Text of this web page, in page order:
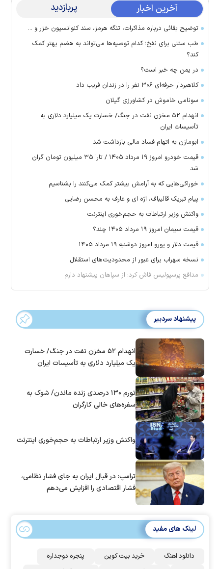
آخرین اخبار پربازدید
توضیح بقائی درباره مذاکرات، تنگه هرمز، سند کنوانسیون خزر و ...
طب سنتی برای نفخ؛ کدام توصیه‌ها می‌تواند به هضم بهتر کمک
کند؟
در یمن چه خبر است؟
کلاهبردار حرفه‌ای ۳۰۶ نفر را در زندان فریب داد
سونامی خاموش در کشاورزی گیلان
انهدام ۵۲ مخزن نفت در جنگ/ خسارت یک میلیارد دلاری به
تأسیسات ایران
ابومازن به اتهام فساد مالی بازداشت شد
قیمت خودرو امروز ۱۹ مرداد ۱۴۰۵ / تارا ۳۵ میلیون تومان گران
شد
خوراکی‌هایی که به آرامش بیشتر کمک می‌کنند را بشناسیم
پیام تبریک قالیباف، اژه ای و عارف به محسن رضایی
واکنش وزیر ارتباطات به حجم‌خوری اینترنت
قیمت سیمان امروز ۱۹ مرداد ۱۴۰۵ چند؟
قیمت دلار و یورو امروز دوشنبه ۱۹ مرداد ۱۴۰۵
نسخه سهراب برای عبور از محدودیت‌های استقلال
مدافع پرسپولیس فاش کرد: از سپاهان پیشنهاد دارم
پیشنهاد سردبیر
انهدام ۵۲ مخزن نفت در جنگ/ خسارت
یک میلیارد دلاری به تأسیسات ایران
تورم ۱۳۰ درصدی زنده ماندن/ شوک به
سفره‌های خالی کارگران
واکنش وزیر ارتباطات به حجم‌خوری اینترنت
ترامپ: در قبال ایران به جای فشار نظامی،
فشار اقتصادی را افزایش می‌دهم
لینک های مفید
دانلود اهنگ خرید بیت کوین
پنجره دوجداره